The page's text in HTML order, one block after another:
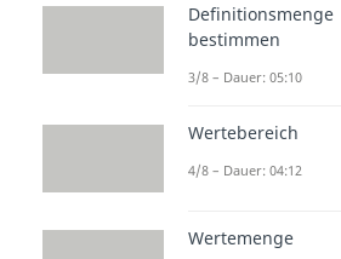
Berechne die
x²
= x²
3² = 9
Ergebnis: (x –
Definitionsmenge
bestimmen
3/8 – Dauer: 05:10
Wertebereich
4/8 – Dauer: 04:12
Wertemenge